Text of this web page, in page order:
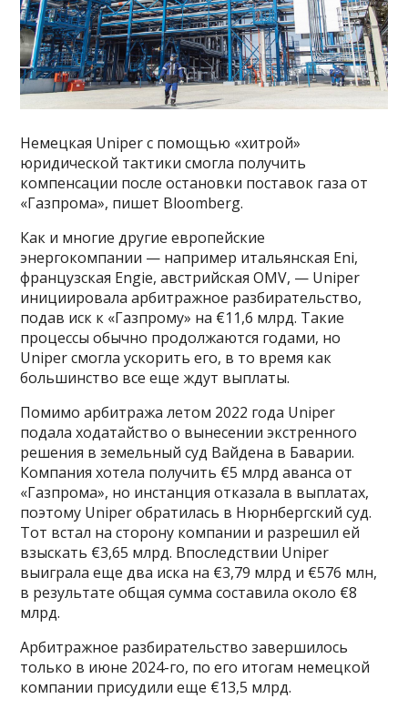
Немецкая Uniper с помощью «хитрой»
юридической тактики смогла получить
компенсации после остановки поставок газа от
«Газпрома», пишет Bloomberg.
Как и многие другие европейские
энергокомпании — например итальянская Eni,
французская Engie, австрийская OMV, — Uniper
инициировала арбитражное разбирательство,
подав иск к «Газпрому» на €11,6 млрд. Такие
процессы обычно продолжаются годами, но
Uniper смогла ускорить его, в то время как
большинство все еще ждут выплаты.
Помимо арбитража летом 2022 года Uniper
подала ходатайство о вынесении экстренного
решения в земельный суд Вайдена в Баварии.
Компания хотела получить €5 млрд аванса от
«Газпрома», но инстанция отказала в выплатах,
поэтому Uniper обратилась в Нюрнбергский суд.
Тот встал на сторону компании и разрешил ей
взыскать €3,65 млрд. Впоследствии Uniper
выиграла еще два иска на €3,79 млрд и €576 млн,
в результате общая сумма составила около €8
млрд.
Арбитражное разбирательство завершилось
только в июне 2024-го, по его итогам немецкой
компании присудили еще €13,5 млрд.